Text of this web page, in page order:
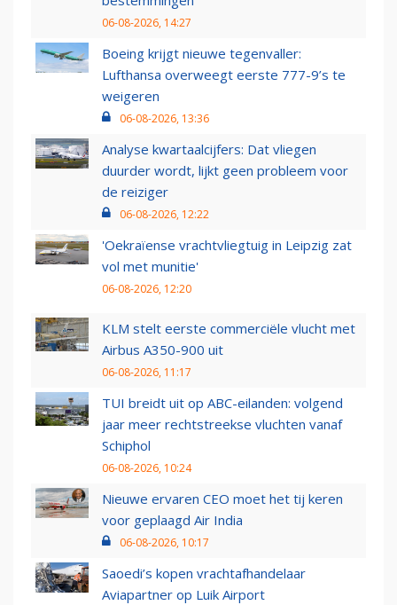
06-08-2026, 14:27
Boeing krijgt nieuwe tegenvaller:
Lufthansa overweegt eerste 777-9’s te
weigeren
06-08-2026, 13:36
Analyse kwartaalcijfers: Dat vliegen
duurder wordt, lijkt geen probleem voor
de reiziger
06-08-2026, 12:22
'Oekraïense vrachtvliegtuig in Leipzig zat
vol met munitie'
06-08-2026, 12:20
KLM stelt eerste commerciële vlucht met
Airbus A350-900 uit
06-08-2026, 11:17
TUI breidt uit op ABC-eilanden: volgend
jaar meer rechtstreekse vluchten vanaf
Schiphol
06-08-2026, 10:24
Nieuwe ervaren CEO moet het tij keren
voor geplaagd Air India
06-08-2026, 10:17
Saoedi’s kopen vrachtafhandelaar
Aviapartner op Luik Airport